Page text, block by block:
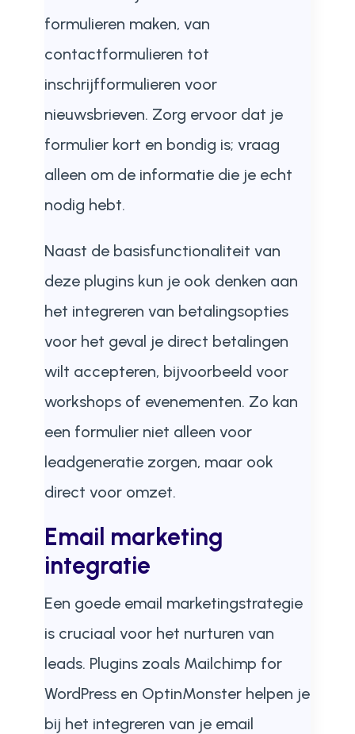
formulieren maken, van
contactformulieren tot
inschrijfformulieren voor
nieuwsbrieven. Zorg ervoor dat je
formulier kort en bondig is; vraag
alleen om de informatie die je echt
nodig hebt.
Naast de basisfunctionaliteit van
deze plugins kun je ook denken aan
het integreren van betalingsopties
voor het geval je direct betalingen
wilt accepteren, bijvoorbeeld voor
workshops of evenementen. Zo kan
een formulier niet alleen voor
leadgeneratie zorgen, maar ook
direct voor omzet.
Email marketing
integratie
Een goede email marketingstrategie
is cruciaal voor het nurturen van
leads. Plugins zoals Mailchimp for
WordPress en OptinMonster helpen je
bij het integreren van je email